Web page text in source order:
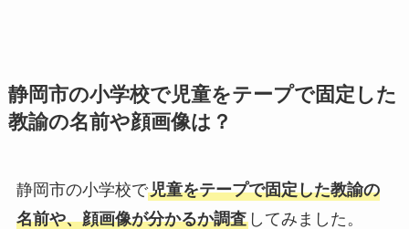
静岡市の小学校で児童をテープで固定した
教諭の名前や顔画像は？
静岡市の小学校で児童をテープで固定した教諭の
名前や、顔画像が分かるか調査してみました。